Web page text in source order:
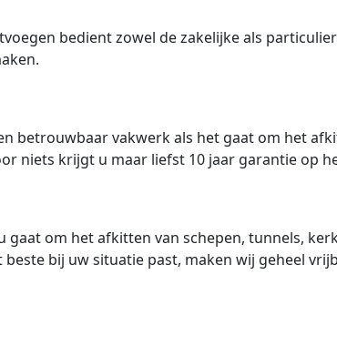
bedient zowel de zakelijke als
betrouwbaar vakwerk als het gaat om het
niets krijgt u maar liefst 10 jaar garantie op
om het afkitten van schepen, tunnels,
bij uw situatie past, maken wij geheel